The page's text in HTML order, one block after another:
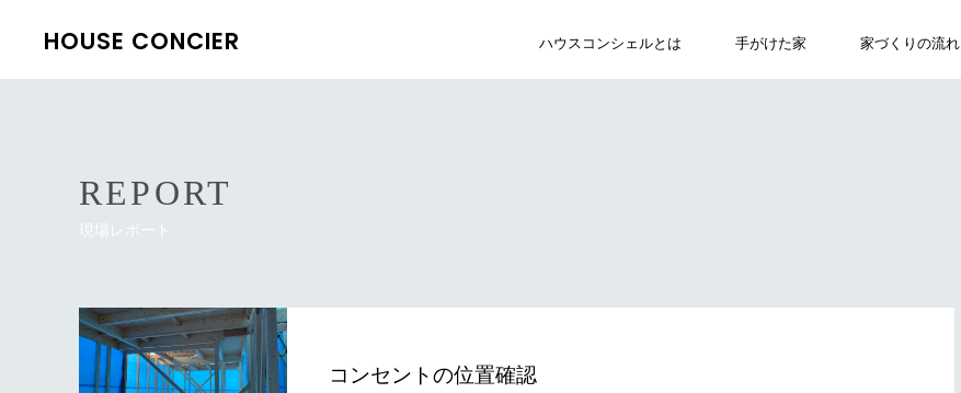
HOUSE CONCIER ハウスコンシェルとは
ABOUT 手がけた家
WORKS 家づくりの流れ
FLOW
REPORT
現場レポート
コンセントの位置確認